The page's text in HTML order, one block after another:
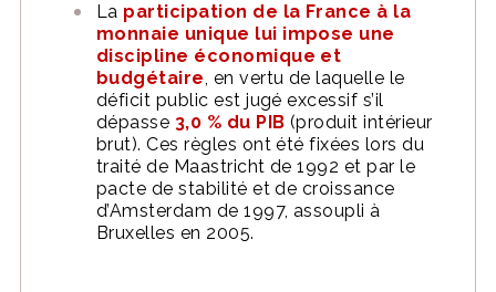
La participation de la France à la
monnaie unique lui impose une
discipline économique et
budgétaire, en vertu de laquelle le
déficit public est jugé excessif s’il
dépasse 3,0 % du PIB (produit intérieur
brut). Ces règles ont été fixées lors du
traité de Maastricht de 1992 et par le
pacte de stabilité et de croissance
d’Amsterdam de 1997, assoupli à
Bruxelles en 2005.